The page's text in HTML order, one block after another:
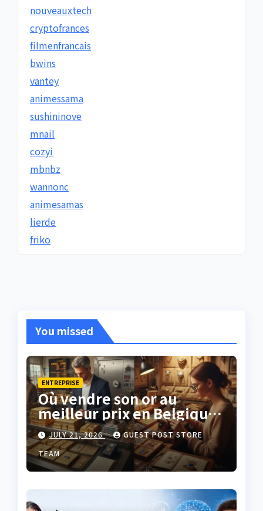
nouveauxtech
cryptofrances
filmenfrancais
bwins
vantey
animessama
sushininove
mnail
cozyi
mbnbz
wannonc
animesamas
lierde
friko
You missed
ENTREPRISE
Où vendre son or au
meilleur prix en Belgique
? JULY 21, 2026
GUEST POST STORE
TEAM